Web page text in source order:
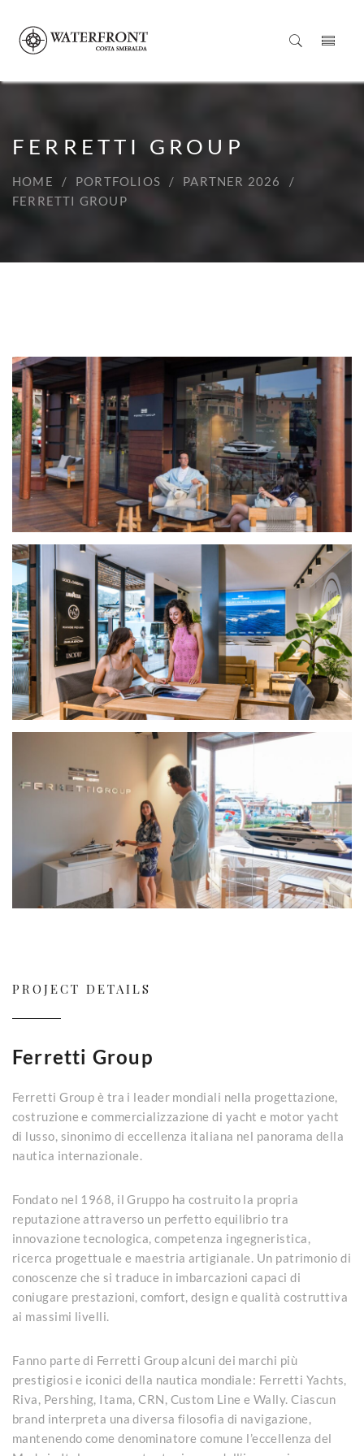
FERRETTI GROUP
HOME PORTFOLIOS
PARTNER 2026
FERRETTI GROUP
PROJECT DETAILS
Ferretti Group
Ferretti Group è tra i leader mondiali nella progettazione,
costruzione e commercializzazione di yacht e motor yacht
di lusso, sinonimo di eccellenza italiana nel panorama della
nautica internazionale.
Fondato nel 1968, il Gruppo ha costruito la propria
reputazione attraverso un perfetto equilibrio tra
innovazione tecnologica, competenza ingegneristica,
ricerca progettuale e maestria artigianale. Un patrimonio di
conoscenze che si traduce in imbarcazioni capaci di
coniugare prestazioni, comfort, design e qualità costruttiva
ai massimi livelli.
Fanno parte di Ferretti Group alcuni dei marchi più
prestigiosi e iconici della nautica mondiale: Ferretti Yachts,
Riva, Pershing, Itama, CRN, Custom Line e Wally. Ciascun
brand interpreta una diversa filosofia di navigazione,
mantenendo come denominatore comune l’eccellenza del